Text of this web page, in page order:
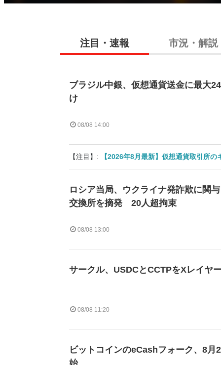
注目・速報 市況・解説
ブラジル中銀、仮想通貨送金に最大
け
08/08 14:00
【注目】: 【2026年8月最新】仮想通貨取引所
ロシア当局、ウクライナ発詐欺に関
交換所を摘発 20人超拘束
08/08 13:00
サークル、USDCとCCTPをXレイヤ
08/08 11:20
ビットコインのeCashフォーク、8月